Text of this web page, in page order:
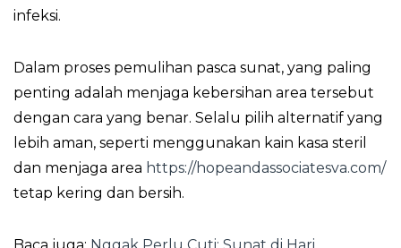
infeksi.
Dalam proses pemulihan pasca sunat, yang paling
penting adalah menjaga kebersihan area tersebut
dengan cara yang benar. Selalu pilih alternatif yang
lebih aman, seperti menggunakan kain kasa steril
dan menjaga area https://hopeandassociatesva.com/
tetap kering dan bersih.